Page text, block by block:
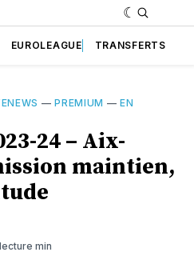
EUROLEAGUE TRANSFERTS
—PREMIUM —EN
24 – Aix-
maintien,
min